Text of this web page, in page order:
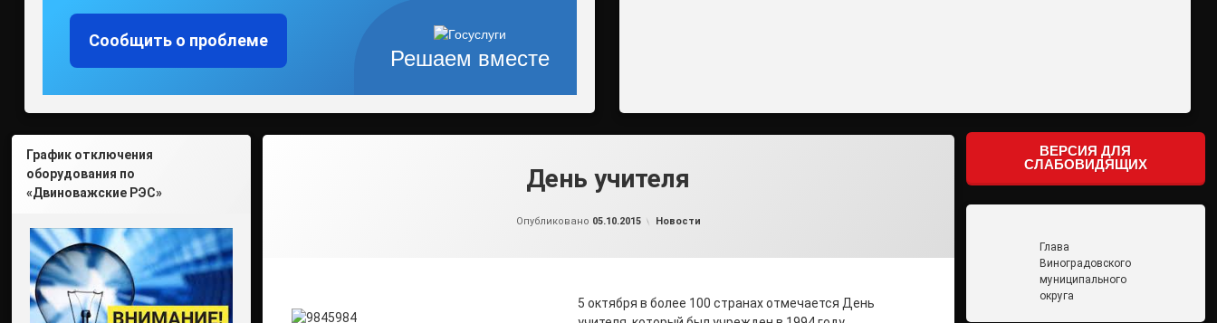
Решаем вместе
Сообщить о проблеме
День учителя
Опубликовано 05.10.2015 Рубрики:
Новости
5 октября в более 100 странах отмечается День
График отключения
оборудования по
«Двиноважские РЭС»
ВЕРСИЯ ДЛЯ
СЛАБОВИДЯЩИХ
Глава
Виноградовского
муниципального
округа